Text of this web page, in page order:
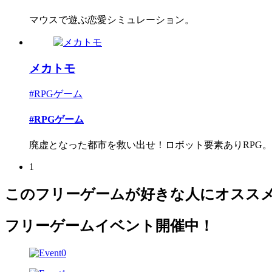
マウスで遊ぶ恋愛シミュレーション。
メカトモ
#RPGゲーム
#RPGゲーム
廃虚となった都市を救い出せ！ロボット要素ありRPG。
1
このフリーゲームが好きな人にオスス
フリーゲームイベント開催中！